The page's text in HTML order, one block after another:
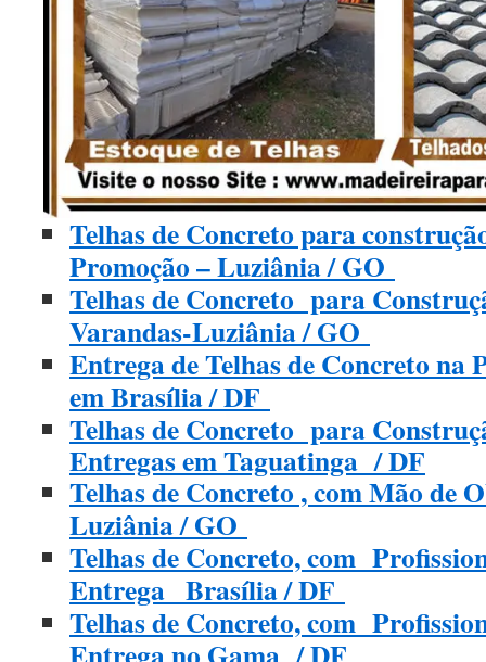
Telhas de Concreto para
Promoção – Luziânia / GO
Telhas de Concreto para
Varandas-Luziânia / GO
Entrega de Telhas de Concreto na
em Brasília / DF
Telhas de Concreto para
Entregas em Taguatinga / DF
Telhas de Concreto , com Mão de
Luziânia / GO
Telhas de Concreto, com
Entrega_ Brasília / DF
Telhas de Concreto, com